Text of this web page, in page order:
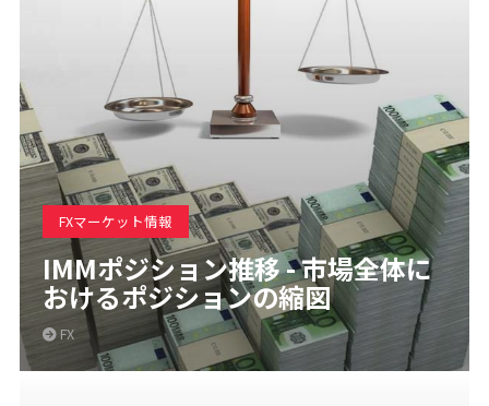
FXマーケット情報
IMMポジション推移 - 市場全体に
おけるポジションの縮図
FX